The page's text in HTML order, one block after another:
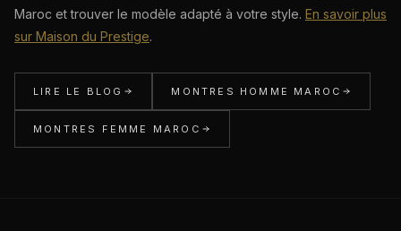
Maroc et trouver le modèle adapté à votre style. En savoir plus
sur Maison du Prestige.
LIRE LE BLOG MONTRES HOMME MAROC
MONTRES FEMME MAROC